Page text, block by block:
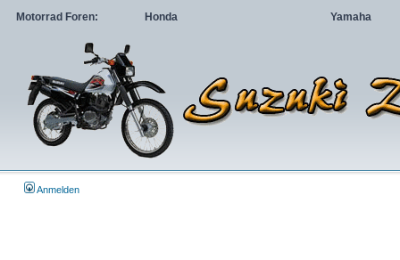
Motorrad Foren: Honda Yamaha
Anmelden